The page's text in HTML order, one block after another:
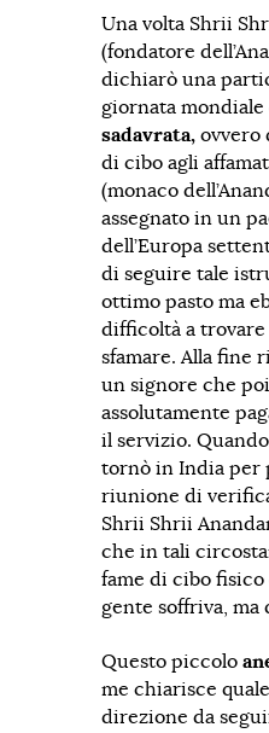
Una volta Shrii
(fondatore
dichiarò una
giornata mondiale
sadavrata, ovvero
di cibo agli
(monaco
assegnato in un
dell’Europa
di seguire tale
ottimo pasto ma
difficoltà a trovare
sfamare. Alla fine
un signore che
assolutamente
il servizio.
tornò in India per
riunione di
Shrii Shrii
che in tali
fame di cibo
gente soffriva, ma
Questo piccolo
me chiarisce
direzione da